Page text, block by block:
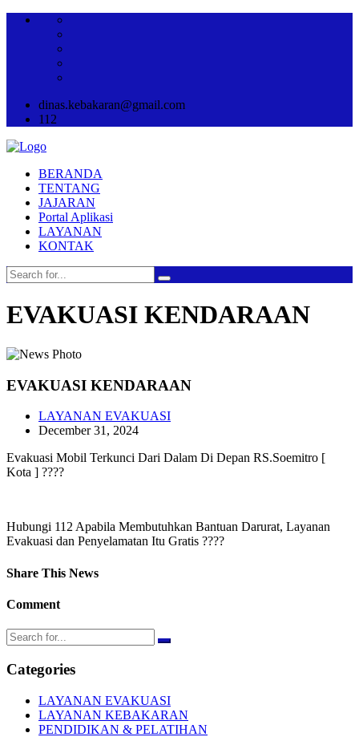
dinas.kebakaran@gmail.com
112
BERANDA
TENTANG
JAJARAN
Portal Aplikasi
LAYANAN
KONTAK
EVAKUASI KENDARAAN
EVAKUASI KENDARAAN
LAYANAN EVAKUASI
December 31, 2024
Evakuasi Mobil Terkunci Dari Dalam Di Depan RS.Soemitro [
Kota ] ????
Hubungi 112 Apabila Membutuhkan Bantuan Darurat, Layanan
Evakuasi dan Penyelamatan Itu Gratis ????
Share This News
Comment
Categories
LAYANAN EVAKUASI
LAYANAN KEBAKARAN
PENDIDIKAN & PELATIHAN